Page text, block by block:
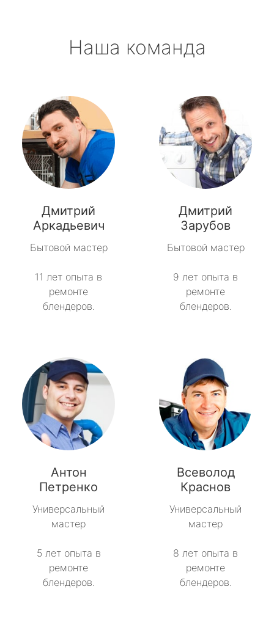
Наша команда
Дмитрий
Аркадьевич
Бытовой мастер
11 лет опыта в
ремонте
блендеров.
Дмитрий
Зарубов
Бытовой мастер
9 лет опыта в
ремонте
блендеров.
Антон
Петренко
Универсальный
мастер
5 лет опыта в
ремонте
блендеров.
Всеволод
Краснов
Универсальный
мастер
8 лет опыта в
ремонте
блендеров.